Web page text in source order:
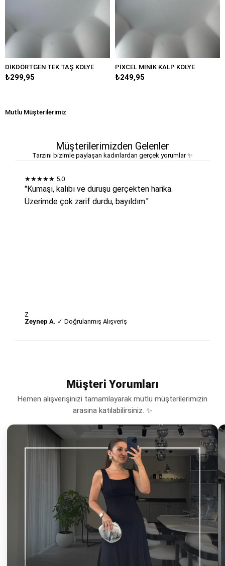
TEK TAŞ KOLYE PİXCEL MİNİK KALP KOLYE MİNİMAL
Mutlu Müşterilerimiz
Müşterilerimizden Gelenler
Tarzını bizimle paylaşan kadınlardan gerçek yorumlar ✨
★★★★★ 5.0
"Kumaşı, kalıbı ve duruşu gerçekten harika.
Üzerimde çok zarif durdu, bayıldım."
Z
Zeynep A. ✓ Doğrulanmış Alışveriş
Müşteri Yorumları
Hemen alışverişinizi tamamlayarak mutlu müşterilerimizin
arasına katılabilirsiniz. ✨